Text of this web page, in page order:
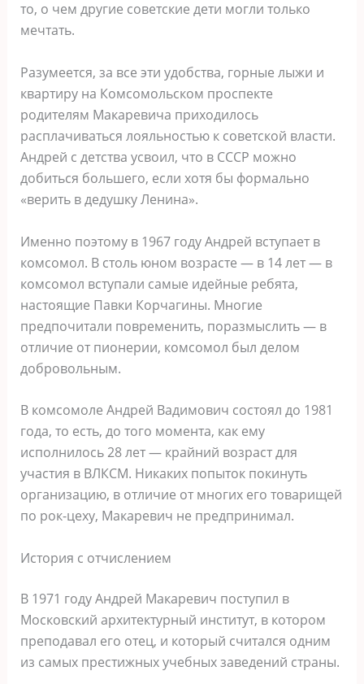
то, о чем другие советские дети могли только
мечтать.
Разумеется, за все эти удобства, горные лыжи и
квартиру на Комсомольском проспекте
родителям Макаревича приходилось
расплачиваться лояльностью к советской власти.
Андрей с детства усвоил, что в СССР можно
добиться большего, если хотя бы формально
«верить в дедушку Ленина».
Именно поэтому в 1967 году Андрей вступает в
комсомол. В столь юном возрасте — в 14 лет — в
комсомол вступали самые идейные ребята,
настоящие Павки Корчагины. Многие
предпочитали повременить, поразмыслить — в
отличие от пионерии, комсомол был делом
добровольным.
В комсомоле Андрей Вадимович состоял до 1981
года, то есть, до того момента, как ему
исполнилось 28 лет — крайний возраст для
участия в ВЛКСМ. Никаких попыток покинуть
организацию, в отличие от многих его товарищей
по рок-цеху, Макаревич не предпринимал.
История с отчислением
В 1971 году Андрей Макаревич поступил в
Московский архитектурный институт, в котором
преподавал его отец, и который считался одним
из самых престижных учебных заведений страны.